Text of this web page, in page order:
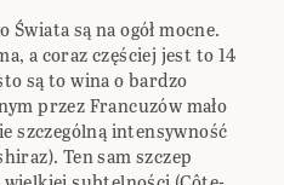
Świata są na ogół mocne.
a coraz częściej jest to 14
są to wina o bardzo
przez Francuzów mało
szczególną intensywność
Ten sam szczep